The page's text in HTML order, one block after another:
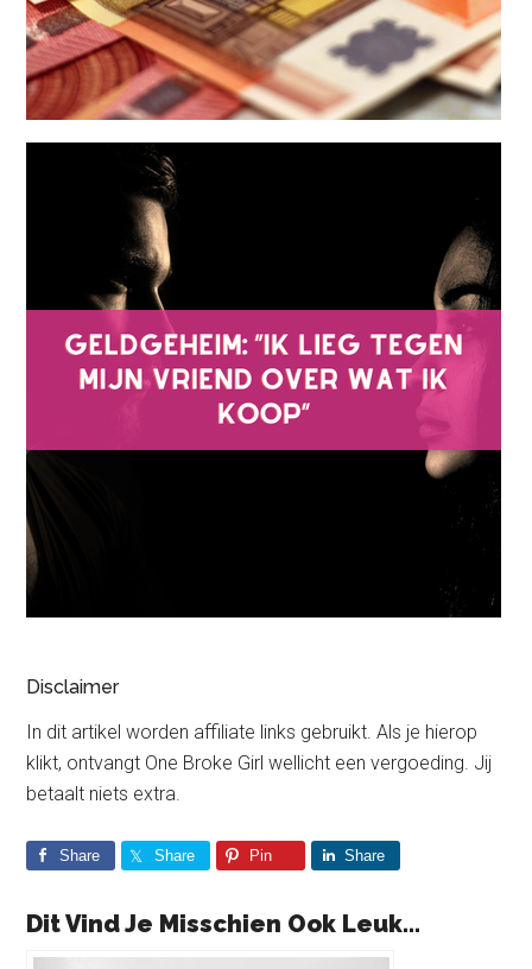
Disclaimer
In dit artikel worden affiliate links gebruikt. Als je hierop
klikt, ontvangt One Broke Girl wellicht een vergoeding. Jij
betaalt niets extra.
Share Share Pin Share
Dit Vind Je Misschien Ook Leuk...